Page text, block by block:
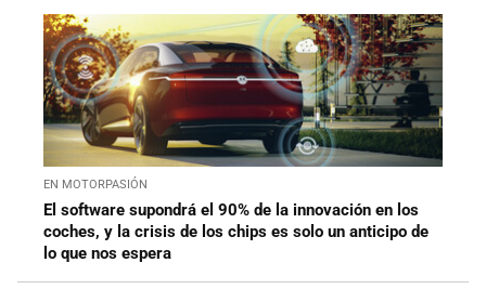
EN MOTORPASIÓN
El software supondrá el 90% de la innovación en los
coches, y la crisis de los chips es solo un anticipo de
lo que nos espera